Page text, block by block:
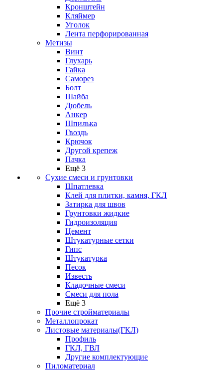
Кронштейн
Кляймер
Уголок
Лента перфорированная
Метизы
Винт
Глухарь
Гайка
Саморез
Болт
Шайба
Дюбель
Анкер
Шпилька
Гвоздь
Крючок
Другой крепеж
Пачка
Ещё 3
Сухие смеси и грунтовки
Шпатлевка
Клей для плитки, камня, ГКЛ
Затирка для швов
Грунтовки жидкие
Гидроизоляция
Цемент
Штукатурные сетки
Гипс
Штукатурка
Песок
Известь
Кладочные смеси
Смеси для пола
Ещё 3
Прочие стройматериалы
Металлопрокат
Листовые материалы(ГКЛ)
Профиль
ГКЛ, ГВЛ
Другие комплектующие
Пиломатериал